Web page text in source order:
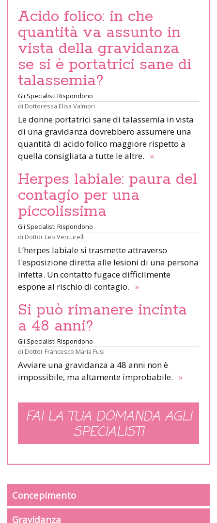
Acido folico: in che
quantità va assunto in
vista della gravidanza
se si è portatrici sane di
talassemia?
Gli Specialisti Rispondono
di Dottoressa Elisa Valmori
Le donne portatrici sane di talassemia in vista
di una gravidanza dovrebbero assumere una
quantità di acido folico maggiore rispetto a
quella consigliata a tutte le altre. »
Herpes labiale: paura del
contagio per una
piccolissima
Gli Specialisti Rispondono
di Dottor Leo Venturelli
L’herpes labiale si trasmette attraverso
l'esposizione diretta alle lesioni di una persona
infetta. Un contatto fugace difficilmente
espone al rischio di contagio. »
Si può rimanere incinta
a 48 anni?
Gli Specialisti Rispondono
di Dottor Francesco Maria Fusi
Avviare una gravidanza a 48 anni non è
impossibile, ma altamente improbabile. »
FAI LA TUA DOMANDA AGLI
SPECIALISTI
Concepimento
Gravidanza